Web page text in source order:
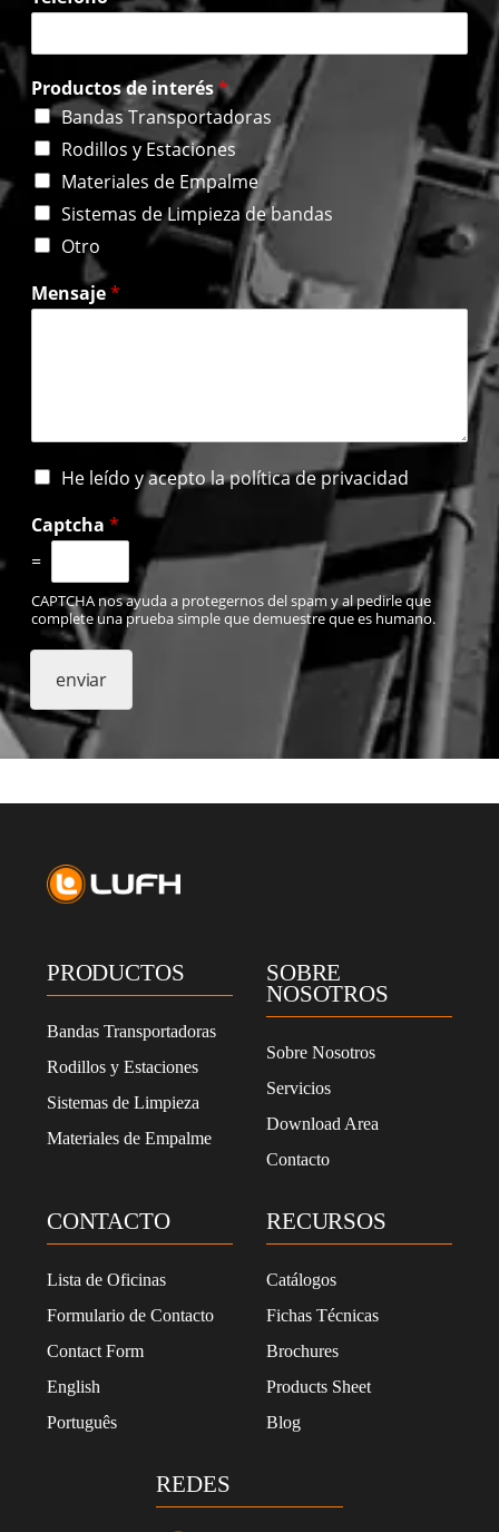
Productos de interés*
Bandas Transportadoras
Rodillos y Estaciones
Materiales de Empalme
Sistemas de Limpieza de bandas
Otro
Mensaje*
H
l
í
o
y
a
p
o
a
He leído y acepto la política de privacidad
Captcha*
=
CAPTCHA nos ayuda a protegernos del spam y al pedirle que
complete una prueba simple que demuestre que es humano.
enviar
PRODUCTOS
Bandas Transportadoras
Rodillos y Estaciones
Sistemas de Limpieza
Materiales de Empalme
SOBRE
NOSOTROS
Sobre Nosotros
Servicios
Download Area
Contacto
CONTACTO
Lista de Oficinas
Formulario de Contacto
Contact Form
English
Português
RECURSOS
Catálogos
Fichas Técnicas
Brochures
Products Sheet
Blog
REDES